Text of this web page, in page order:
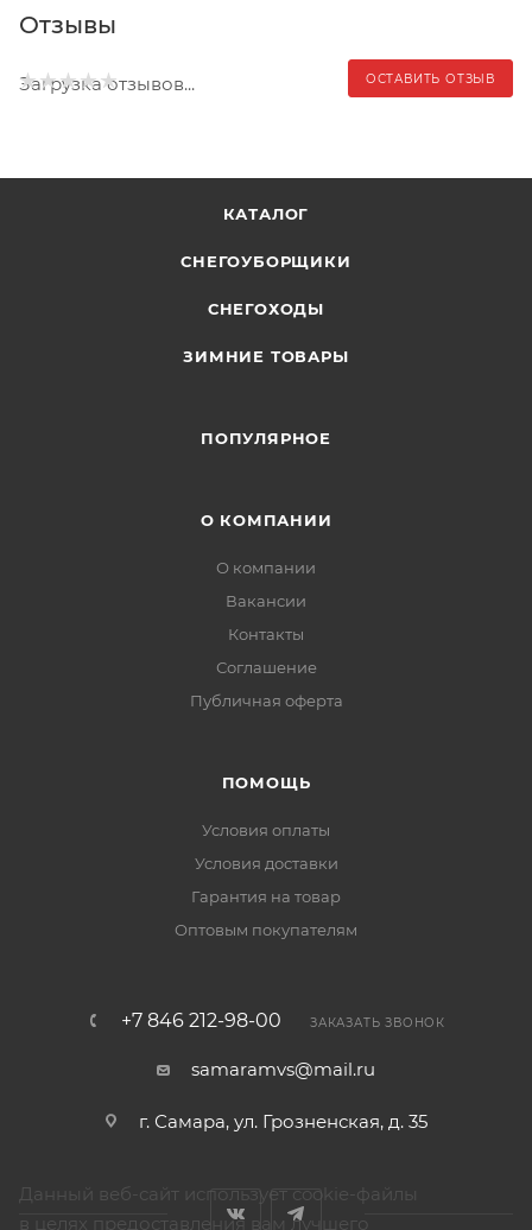
Отзывы
ОСТАВИТЬ ОТЗЫВ
Загрузка отзывов...
КАТАЛОГ
СНЕГОУБОРЩИКИ
СНЕГОХОДЫ
ЗИМНИЕ ТОВАРЫ
ПОПУЛЯРНОЕ
О КОМПАНИИ
О компании
Вакансии
Контакты
Соглашение
Публичная оферта
ПОМОЩЬ
Условия оплаты
Условия доставки
Гарантия на товар
Оптовым покупателям
+7 846 212-98-00 ЗАКАЗАТЬ ЗВОНОК
samaramvs@mail.ru
г. Самара, ул. Грозненская, д. 35
Данный веб-сайт использует cookie-файлы
в целях предоставления вам лучшего